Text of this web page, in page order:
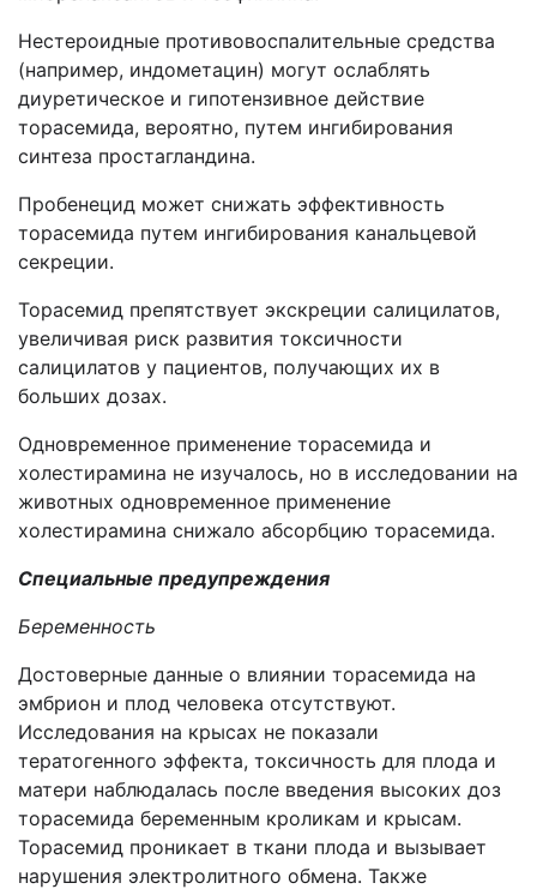
Нестероидные противовоспалительные средства
(например, индометацин) могут ослаблять
диуретическое и гипотензивное действие
торасемида, вероятно, путем ингибирования
синтеза простагландина.
Пробенецид может снижать эффективность
торасемида путем ингибирования канальцевой
секреции.
Торасемид препятствует экскреции салицилатов,
увеличивая риск развития токсичности
салицилатов у пациентов, получающих их в
больших дозах.
Одновременное применение торасемида и
холестирамина не изучалось, но в исследовании на
животных одновременное применение
холестирамина снижало абсорбцию торасемида.
Специальные предупреждения
Беременность
Достоверные данные о влиянии торасемида на
эмбрион и плод человека отсутствуют.
Исследования на крысах не показали
тератогенного эффекта, токсичность для плода и
матери наблюдалась после введения высоких доз
торасемида беременным кроликам и крысам.
Торасемид проникает в ткани плода и вызывает
нарушения электролитного обмена. Также